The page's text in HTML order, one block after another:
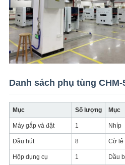
Danh sách phụ tùng CHM-
Mục Số lượng Mục
Máy gắp và đặt 1 Nhíp
Đầu hút 8 Cờ lê
Hộp dụng cụ 1 Dầu